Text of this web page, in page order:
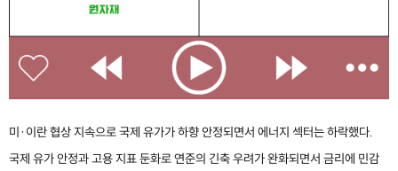
미·이란 협상 지속으로 국제 유가가 하향 안정되면서 에너지 섹터는 하락했다.
국제 유가 안정과 고용 지표 둔화로 연준의 긴축 우려가 완화되면서 금리에 민감